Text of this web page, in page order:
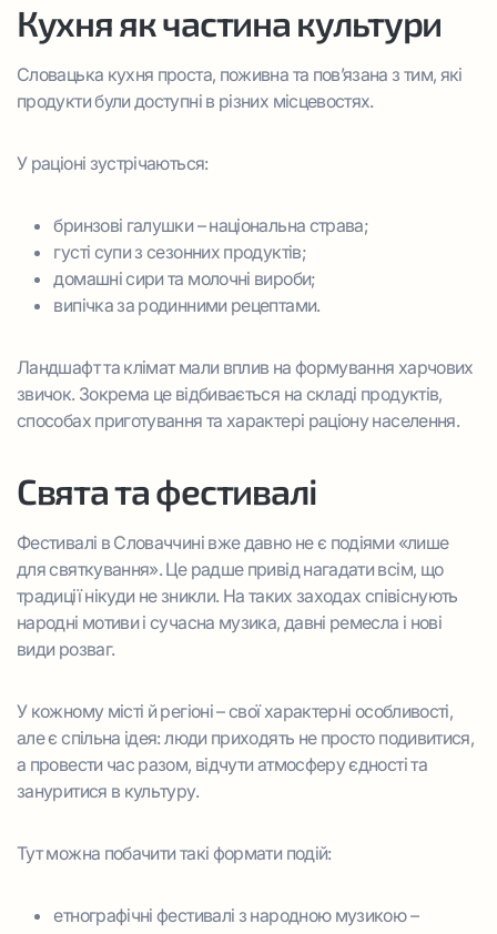
Кухня як частина культури
Словацька кухня проста, поживна та пов’язана з тим, які
продукти були доступні в різних місцевостях.
У раціоні зустрічаються:
бринзові галушки – національна страва;
густі супи з сезонних продуктів;
домашні сири та молочні вироби;
випічка за родинними рецептами.
Ландшафт та клімат мали вплив на формування харчових
звичок. Зокрема це відбивається на складі продуктів,
способах приготування та характері раціону населення.
Свята та фестивалі
Фестивалі в Словаччині вже давно не є подіями «лише
для святкування». Це радше привід нагадати всім, що
традиції нікуди не зникли. На таких заходах співіснують
народні мотиви і сучасна музика, давні ремесла і нові
види розваг.
У кожному місті й регіоні – свої характерні особливості,
але є спільна ідея: люди приходять не просто подивитися,
а провести час разом, відчути атмосферу єдності та
зануритися в культуру.
Тут можна побачити такі формати подій:
етнографічні фестивалі з народною музикою –